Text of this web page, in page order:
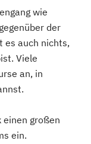
wie
der
es auch nichts,
Viele
an, in
großen
ein.